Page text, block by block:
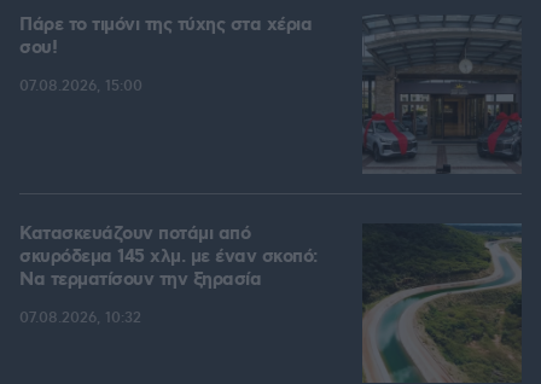
Πάρε το τιμόνι της τύχης στα χέρια
σου!
07.08.2026, 15:00
Κατασκευάζουν ποτάμι από
σκυρόδεμα 145 χλμ. με έναν σκοπό:
Να τερματίσουν την ξηρασία
07.08.2026, 10:32